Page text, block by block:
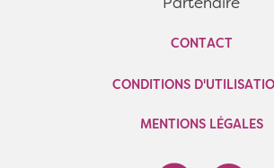
Partenaire
CONTACT
CONDITIONS
MENTIONS LÉGALES